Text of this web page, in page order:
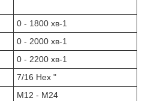
0 - 1800 хв-1
0 - 2000 хв-1
0 - 2200 хв-1
7/16 Hex "
M12 - M24